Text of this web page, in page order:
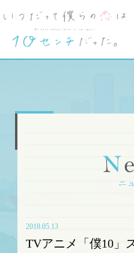
2018.05.13
TVアニメ「僕10」